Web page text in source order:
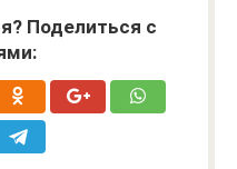
Поделиться с